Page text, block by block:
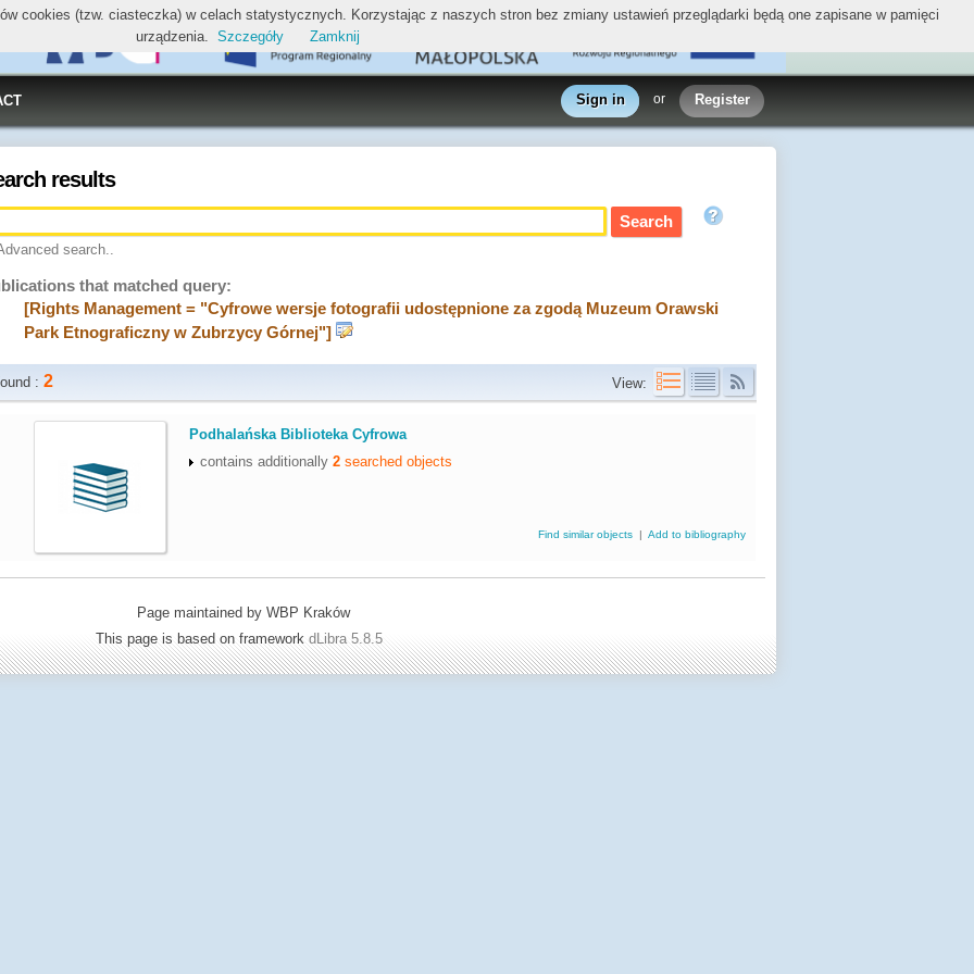
Sign in or Register
results
search..
that matched query:
[Rights Management = "Cyfrowe wersje fotografii udostępnione za zgodą Muzeum Orawski
Park Etnograficzny w Zubrzycy Górnej"]
:2 View:
Podhalańska Biblioteka Cyfrowa
contains additionally2 searched objects
Find similar objects |Add to bibliography
Page maintained by WBP Kraków
This page is based on framework dLibra 5.8.5
cookies (tzw. ciasteczka) w celach statystycznych. Korzystając z naszych stron bez zmiany ustawień przeglądarki będą one zapisane w pamięci
urządzenia. Szczegóły Zamknij